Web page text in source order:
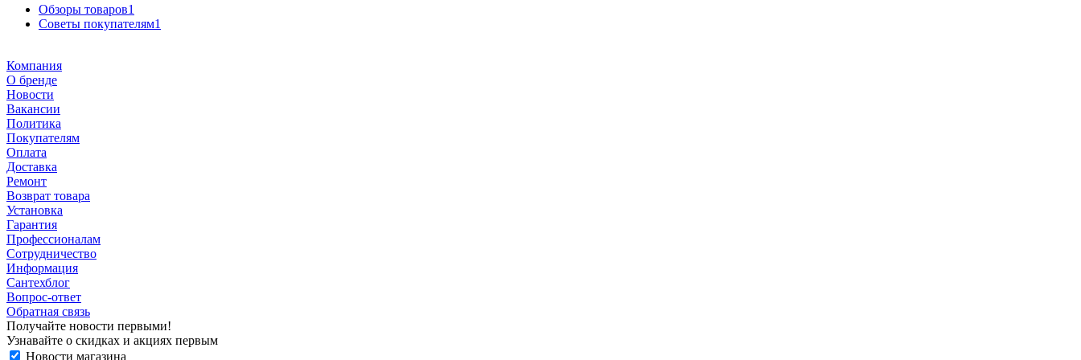
Обзоры товаров1
Советы покупателям1
Компания
О бренде
Новости
Вакансии
Политика
Покупателям
Оплата
Доставка
Ремонт
Возврат товара
Установка
Гарантия
Профессионалам
Сотрудничество
Информация
Сантехблог
Вопрос-ответ
Обратная связь
Получайте новости первыми!
Узнавайте о скидках и акциях первым
Новости магазина